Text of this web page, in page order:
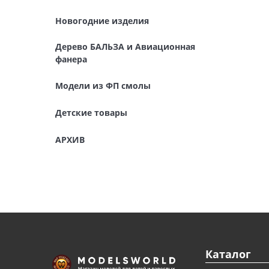
АРХИВ
Новогодние изделия
Дерево БАЛЬЗА и Авиационная
фанера
Модели из ФП смолы
Детские товары
АРХИВ
Каталог